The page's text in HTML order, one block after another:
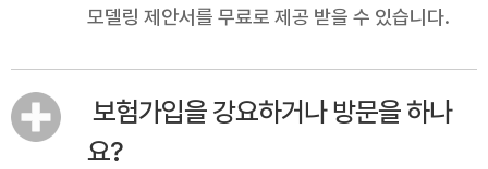
모델링 제안서를 무료로 제공 받을 수 있습니다.
보험가입을 강요하거나 방문을 하나
요?